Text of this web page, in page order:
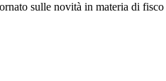
sulle novità in materia di